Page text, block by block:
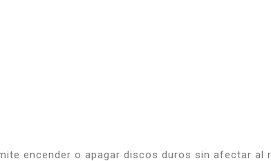
encender o apagar discos duros sin afectar al